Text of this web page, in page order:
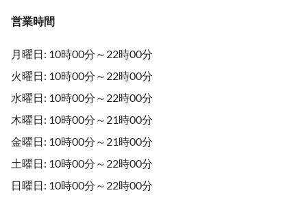
営業時間
月曜日: 10時00分～22時00分
火曜日: 10時00分～22時00分
水曜日: 10時00分～22時00分
木曜日: 10時00分～21時00分
金曜日: 10時00分～21時00分
土曜日: 10時00分～22時00分
日曜日: 10時00分～22時00分